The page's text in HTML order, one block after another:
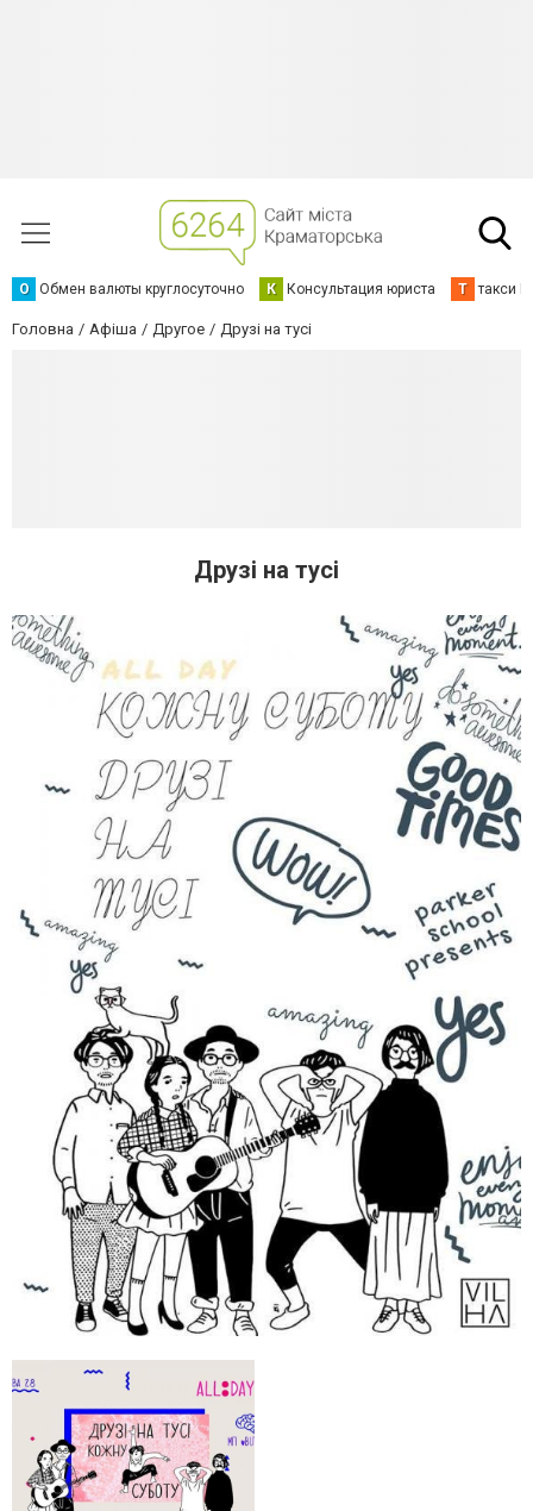
О Обмен валюты круглосуточно К Консультация юриста Т такси
Головна Афіша Другое Друзі на тусі
Друзі на тусі